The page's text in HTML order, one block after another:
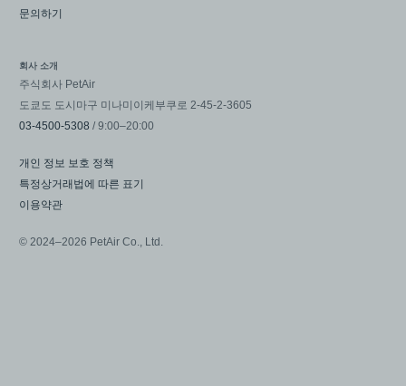
문의하기
회사 소개
주식회사 PetAir
도쿄도 도시마구 미나미이케부쿠로 2-45-2-3605
03-4500-5308 / 9:00–20:00
개인 정보 보호 정책
특정상거래법에 따른 표기
이용약관
© 2024–2026 PetAir Co., Ltd.